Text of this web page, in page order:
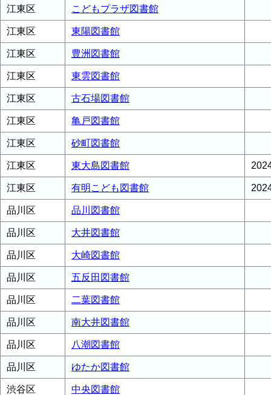
江東区 こどもプラザ図書館
江東区 東陽図書館
江東区 豊洲図書館
江東区 東雲図書館
江東区 古石場図書館
江東区 亀戸図書館
江東区 砂町図書館
江東区 東大島図書館
江東区 有明こども図書館
品川区 品川図書館
品川区 大井図書館
品川区 大崎図書館
品川区 五反田図書館
品川区 二葉図書館
品川区 南大井図書館
品川区 八潮図書館
品川区 ゆたか図書館
渋谷区 中央図書館